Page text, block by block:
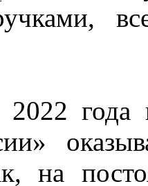
года
на